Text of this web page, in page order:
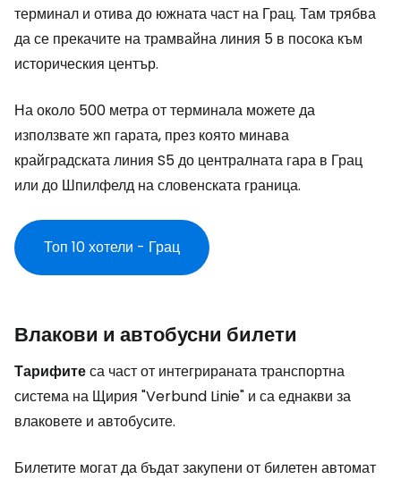
терминал и отива до южната част на Грац. Там трябва
да се прекачите на трамвайна линия 5 в посока към
историческия център.
На около 500 метра от терминала можете да
използвате жп гарата, през която минава
крайградската линия S5 до централната гара в Грац
или до Шпилфелд на словенската граница.
Топ 10 хотели - Грац
Влакови и автобусни билети
Тарифитеса част от интегрираната транспортна
система на Щирия "Verbund Linie" и са еднакви за
влаковете и автобусите.
Билетите могат да бъдат закупени от билетен автомат